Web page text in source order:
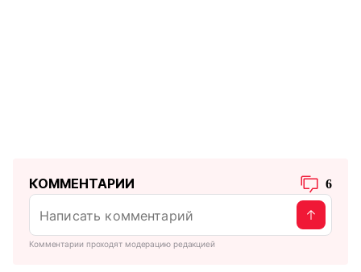
КОММЕНТАРИИ 6
Комментарии проходят модерацию редакцией